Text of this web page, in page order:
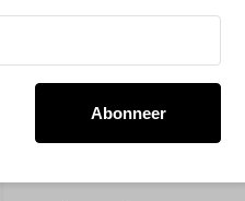
Abonneer